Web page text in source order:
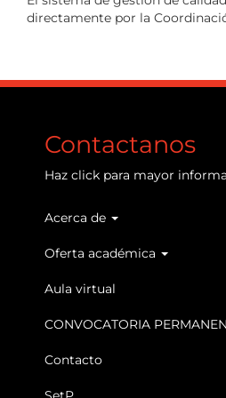
directamente por la
Contactanos
Haz click para mayor
Main
navigation
Acerca de
Oferta académica
Aula virtual
CONVOCATORIA
Contacto